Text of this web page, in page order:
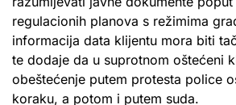
regulacionih planova s režimima
informacija data klijentu mora biti
te dodaje da u suprotnom oštećeni
obeštećenje putem protesta police
koraku, a potom i putem suda.